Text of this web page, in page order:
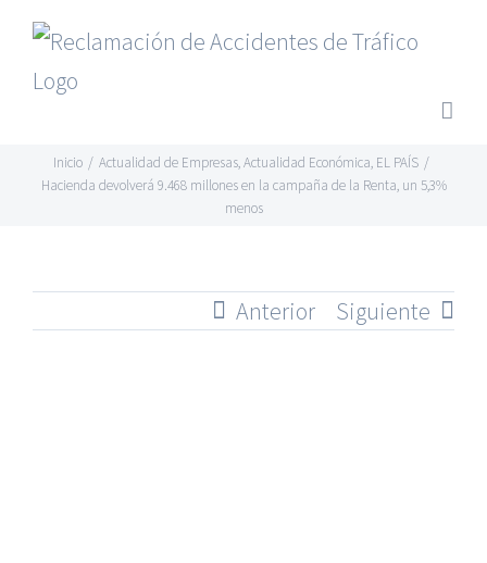
Saltar
contenido
Inicio / Actualidad de Empresas,Actualidad Económica, EL PAÍS /
Hacienda devolverá 9.468 millones en la campaña de la Renta, un 5,3%
menos
Anterior Siguiente